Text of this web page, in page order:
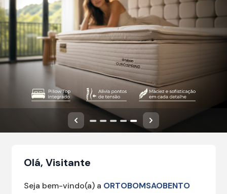
Anterior Próximo
Olá, Visitante
Seja bem-vindo(a) a ORTOBOMSAOBENTO